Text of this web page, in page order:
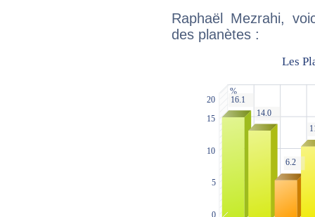
Raphaël Mezrahi,
des planètes :